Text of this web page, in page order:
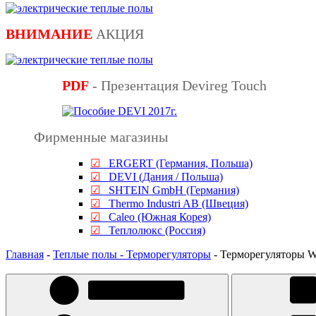
ВНИМАНИЕ АКЦИЯ
PDF - Презентация Devireg Touch
Фирменные магазины
☑
ERGERT (Германия, Польша)
☑
DEVI (Дания / Польша)
☑
SHTEIN GmbH (Германия)
☑
Thermo Industri AB (Швеция)
☑
Caleo (Южная Корея)
☑
Теплолюкс (Россия)
Главная - Теплые полы - Терморегуляторы - Терморегуляторы